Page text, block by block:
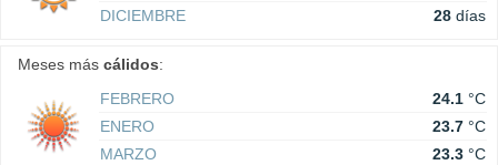
DICIEMBRE
28 días
Meses más cálidos:
FEBRERO
24.1 °C
ENERO
23.7 °C
MARZO
23.3 °C